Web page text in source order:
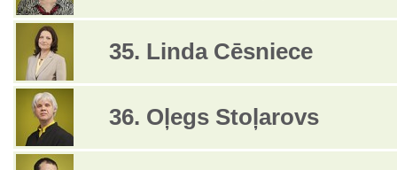
35. Linda Cēsniece
36. Oļegs Stoļarovs